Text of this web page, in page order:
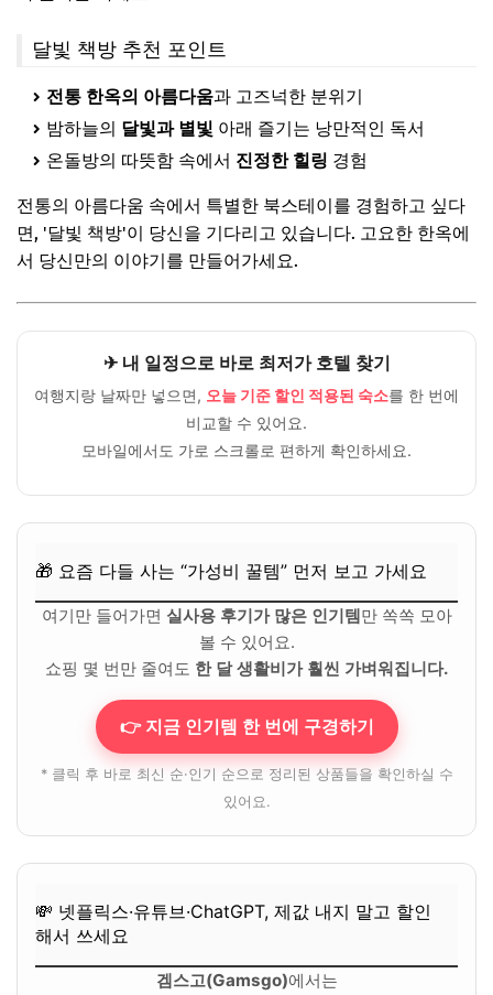
달빛 책방 추천 포인트
전통 한옥의 아름다움과 고즈넉한 분위기
밤하늘의 달빛과 별빛 아래 즐기는 낭만적인 독서
온돌방의 따뜻함 속에서 진정한 힐링 경험
전통의 아름다움 속에서 특별한 북스테이를 경험하고 싶다
면, '달빛 책방'이 당신을 기다리고 있습니다. 고요한 한옥에
서 당신만의 이야기를 만들어가세요.
✈ 내 일정으로 바로 최저가 호텔 찾기
여행지랑 날짜만 넣으면, 오늘 기준 할인 적용된 숙소를 한 번에
비교할 수 있어요.
모바일에서도 가로 스크롤로 편하게 확인하세요.
🎁 요즘 다들 사는 “가성비 꿀템” 먼저 보고 가세요
여기만 들어가면 실사용 후기가 많은 인기템만 쏙쏙 모아
볼 수 있어요.
쇼핑 몇 번만 줄여도 한 달 생활비가 훨씬 가벼워집니다.
👉 지금 인기템 한 번에 구경하기
* 클릭 후 바로 최신 순·인기 순으로 정리된 상품들을 확인하실 수
있어요.
💸 넷플릭스·유튜브·ChatGPT, 제값 내지 말고 할인
해서 쓰세요
겜스고(Gamsgo)에서는